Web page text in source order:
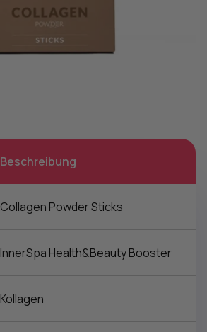
Beschreibung
Collagen Powder Sticks
InnerSpa Health&Beauty Booster
Kollagen